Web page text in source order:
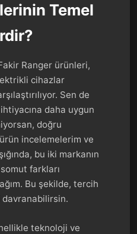
Temel
Ranger ürünleri,
cihazlar
Sen de
daha uygun
doğru
incelemelerim ve
bu iki markanın
farkları
Bu şekilde, tercih
teknoloji ve